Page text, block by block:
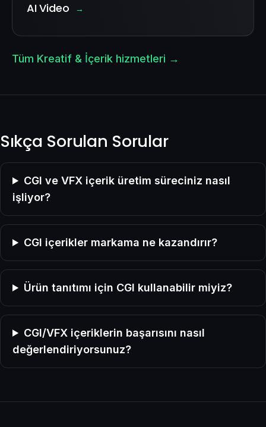
AI Video →
Tüm Kreatif & İçerik hizmetleri →
Sıkça Sorulan Sorular
CGI ve VFX içerik üretim süreciniz nasıl
işliyor?
CGI içerikler markama ne kazandırır?
Ürün tanıtımı için CGI kullanabilir miyiz?
CGI/VFX içeriklerin başarısını nasıl
değerlendiriyorsunuz?